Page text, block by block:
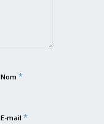
Nom *
E-mail *